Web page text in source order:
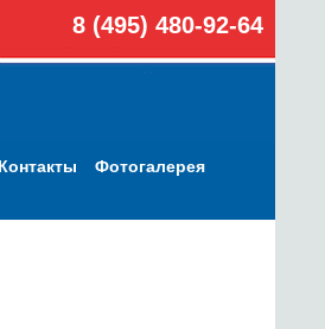
8 (495) 480-92-64
Контакты
Фотогалерея